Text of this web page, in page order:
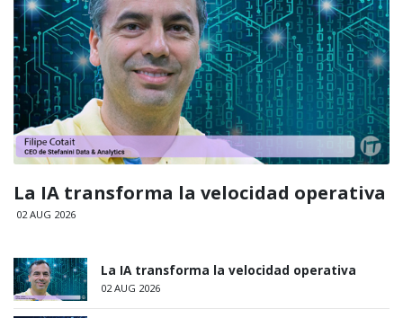
La IA transforma la velocidad operativa
02 AUG 2026
La IA transforma la velocidad operativa
02 AUG 2026